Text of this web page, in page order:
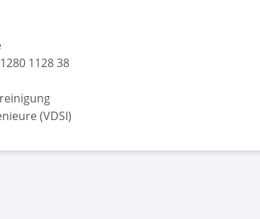
1128 38
(VDSI)